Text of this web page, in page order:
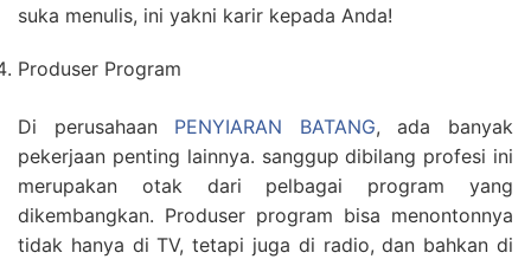
suka menulis, ini yakni karir kepada Anda!
Produser Program
Di perusahaan PENYIARAN BATANG, ada banyak
pekerjaan penting lainnya. sanggup dibilang profesi ini
merupakan otak dari pelbagai program yang
dikembangkan. Produser program bisa menontonnya
tidak hanya di TV, tetapi juga di radio, dan bahkan di